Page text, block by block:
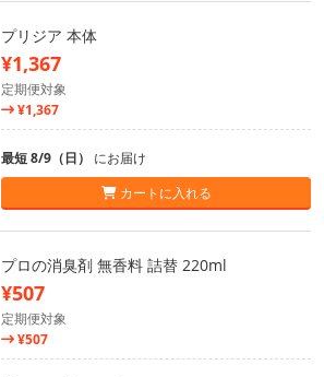
プリジア 本体
¥1,367
定期便対象
¥1,367
最短 8/9（日） にお届け
カートに入れる
プロの消臭剤 無香料 詰替 220ml
¥507
定期便対象
¥507